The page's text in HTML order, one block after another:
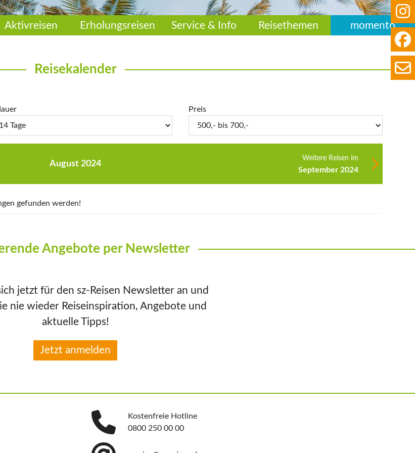
Aktivreisen Erholungsreisen Service & Info Reisethemen momento
Reisekalender
Preis
August 2024
Weitere Reisen im
September 2024
gefunden werden!
Angebote per Newsletter
jetzt für den sz-Reisen Newsletter an und
nie wieder Reiseinspiration, Angebote und
aktuelle Tipps!
Jetzt anmelden
Kostenfreie Hotline
0800 250 00 00